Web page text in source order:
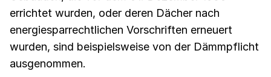
errichtet wurden, oder deren Dächer nach
energiesparrechtlichen Vorschriften erneuert
wurden, sind beispielsweise von der Dämmpflicht
ausgenommen.